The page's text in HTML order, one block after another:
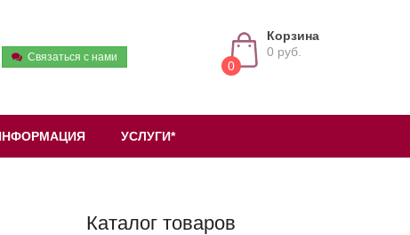
Связаться с нами
0
Корзина
0 руб.
УСЛУГИ*
Каталог товаров